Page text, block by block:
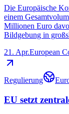
Die Europäische
einem
Millionen Euro
Bildgebung in
21. Apr.European
Regulierung
EU setzt